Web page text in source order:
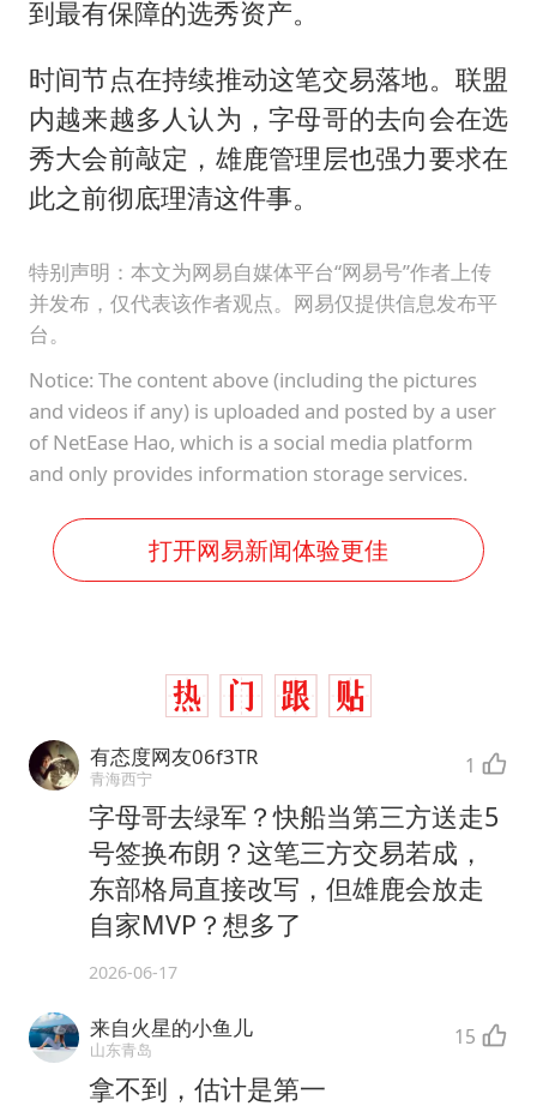
到最有保障的选秀资产。
时间节点在持续推动这笔交易落地。联盟
内越来越多人认为，字母哥的去向会在选
秀大会前敲定，雄鹿管理层也强力要求在
此之前彻底理清这件事。
特别声明：本文为网易自媒体平台“网易号”作者上传
并发布，仅代表该作者观点。网易仅提供信息发布平
台。
Notice: The content above (including the pictures
and videos if any) is uploaded and posted by a user
of NetEase Hao, which is a social media platform
and only provides information storage services.
打开网易新闻体验更佳
有态度网友06f3TR
青海西宁 1
字母哥去绿军？快船当第三方送走5
号签换布朗？这笔三方交易若成，
东部格局直接改写，但雄鹿会放走
自家MVP？想多了
2026-06-17
来自火星的小鱼儿
山东青岛 15
拿不到，估计是第一